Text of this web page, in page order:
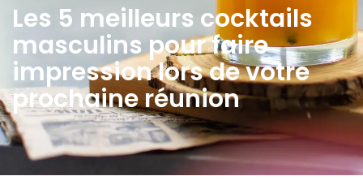
Les 5 meilleurs cocktails
masculins pour faire
impression lors de votre
prochaine réunion